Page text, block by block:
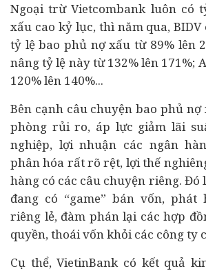
Ngoại trừ Vietcombank luôn có
xấu cao kỷ lục, thì năm qua,
tỷ lệ bao phủ nợ xấu từ 89% lên
nâng tỷ lệ này từ 132% lên 171%;
120% lên 140%...
Bên cạnh câu chuyện bao phủ
phòng rủi ro, áp lực giảm lãi
nghiệp, lợi nhuận các ngân
phân hóa rất rõ rệt, lợi thế
hàng có các câu chuyện riêng. Đó
đang có “game” bán vốn,
riêng lẻ, đàm phán lại các hợp
quyền, thoái vốn khỏi các công ty
Cụ thể, VietinBank có kết quả